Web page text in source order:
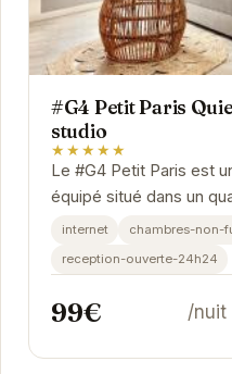
#G4 Petit Paris
studio
★★★★★
Le #G4 Petit Paris est
équipé situé dans un
offre un espace de vie
internet
chambres-non-
reception-ouverte-24h24
99€ /nuit